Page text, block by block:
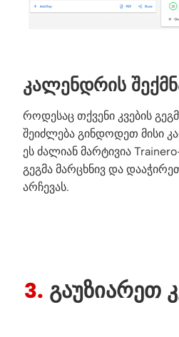
ᲙᲐᲚᲔᲜᲓᲠᲘᲡ
როდესაც თქვენი კვების
შეიძლება გინდოდეთ მისი
ეს ძალიან მარტივია
გეგმა მარცხნივ და
არჩევას.
3. ᲒᲐᲣᲖᲘᲐᲠᲔᲗ